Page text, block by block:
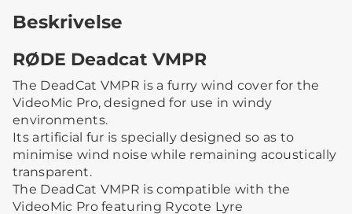
Beskrivelse
RØDE Deadcat VMPR
The DeadCat VMPR is a furry wind cover for the
VideoMic Pro, designed for use in windy
environments.
Its artificial fur is specially designed so as to
minimise wind noise while remaining acoustically
transparent.
The DeadCat VMPR is compatible with the
VideoMic Pro featuring Rycote Lyre